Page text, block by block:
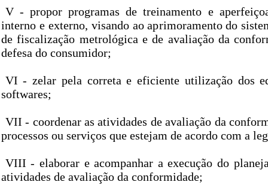
V - propor programas de treinamento e
interno e externo, visando ao aprimoramento do
de fiscalização metrológica e de avaliação da
defesa do consumidor;
VI - zelar pela correta e eficiente utilização dos
softwares;
VII - coordenar as atividades de avaliação da
processos ou serviços que estejam de acordo com a
VIII - elaborar e acompanhar a execução do
atividades de avaliação da conformidade;